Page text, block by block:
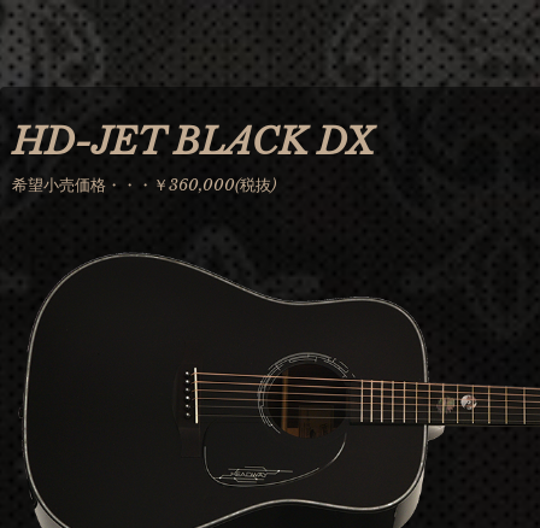
Jump to navigation
HD-JET BLACK DX
希望小売価格・・・￥360,000(税抜)